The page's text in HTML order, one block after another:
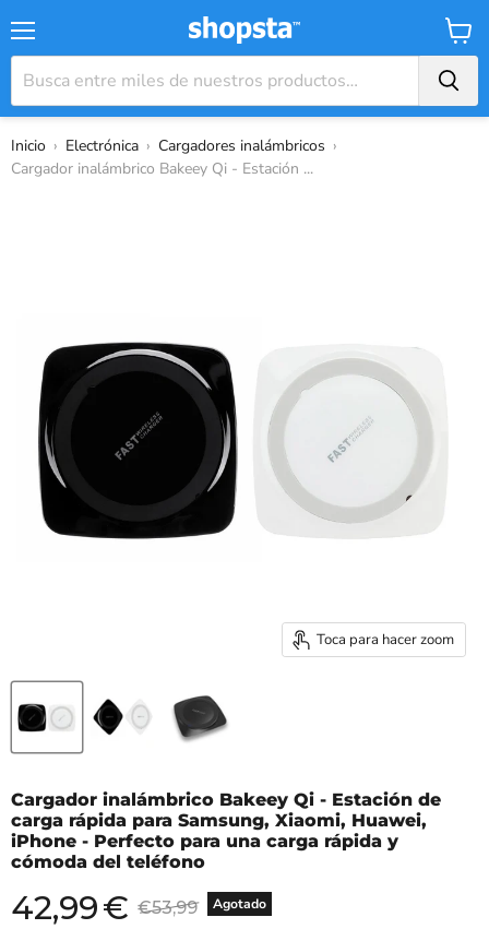
Carrito
Inicio › Electrónica › Cargadores inalámbricos ›
Cargador inalámbrico Bakeey Qi - Estación ...
Toca para hacer zoom
Cargador inalámbrico Bakeey Qi - Estación de
carga rápida para Samsung, Xiaomi, Huawei,
iPhone - Perfecto para una carga rápida y
cómoda del teléfono
Agotado
Precio actual
42,99€ Precio original
€53,99